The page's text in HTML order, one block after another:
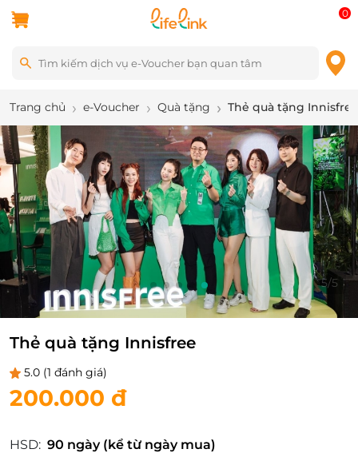
0
Trang chủ e-Voucher Quà tặng Thẻ quà tặng Innisfree
5/5
Thẻ quà tặng Innisfree
5.0 (1 đánh giá)
200.000 đ
HSD: 90 ngày (kể từ ngày mua)